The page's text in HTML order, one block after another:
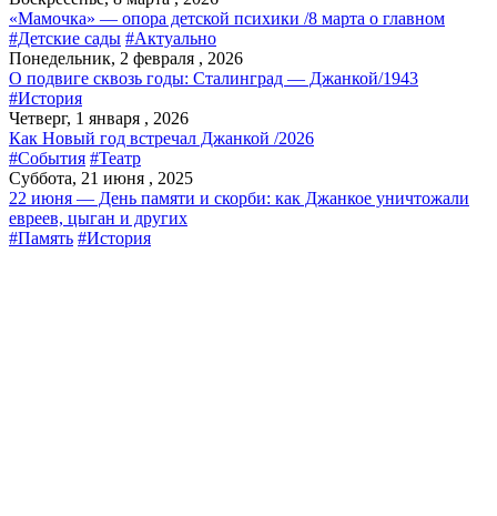
«Мамочка» — опора детской психики /8 марта о главном
#Детские сады #Актуально
Понедельник, 2 февраля , 2026
О подвиге сквозь годы: Сталинград — Джанкой/1943
#История
Четверг, 1 января , 2026
Как Новый год встречал Джанкой /2026
#События #Театр
Суббота, 21 июня , 2025
22 июня — День памяти и скорби: как Джанкое уничтожали
евреев, цыган и других
#Память #История